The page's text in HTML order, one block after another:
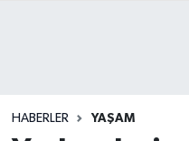
HABERLER YAŞAM